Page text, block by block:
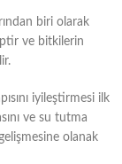
biri olarak
ve bitkilerin
iyileştirmesi ilk
ve su tutma
olanak